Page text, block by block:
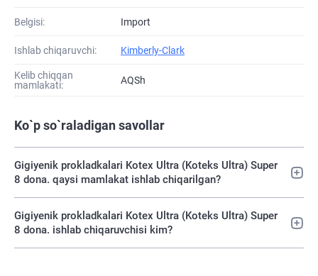
Belgisi: Import
Ishlab chiqaruvchi: Kimberly-Clark
Kelib chiqqan
mamlakati:
AQSh
Ko`p so`raladigan savollar
Gigiyenik prokladkalari Kotex Ultra (Koteks Ultra) Super
8 dona. qaysi mamlakat ishlab chiqarilgan?
Gigiyenik prokladkalari Kotex Ultra (Koteks Ultra) Super
8 dona. ishlab chiqaruvchisi kim?